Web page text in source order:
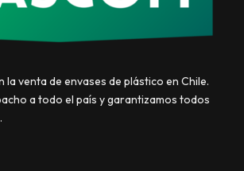
la venta de envases de plástico en Chile.
a todo el país y garantizamos todos